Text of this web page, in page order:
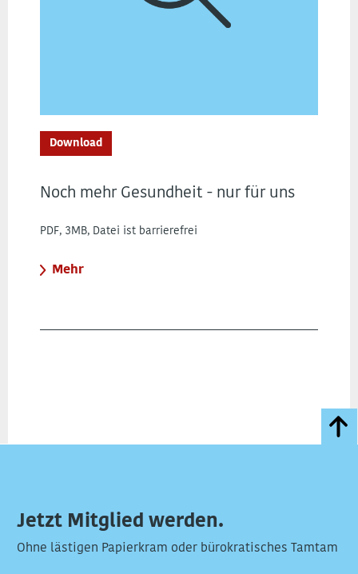
Download
Noch mehr Gesundheit - nur für uns
PDF, 3MB, Datei ist barrierefrei
Mehr
Jetzt Mitglied werden.
Ohne lästigen Papierkram oder bürokratisches Tamtam